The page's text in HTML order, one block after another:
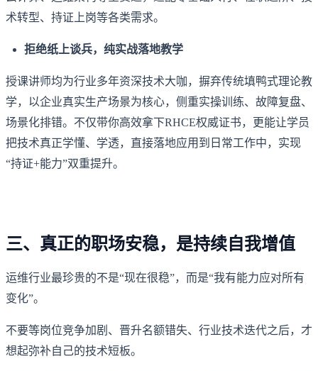
术转型、持证上岗等各类需求。
拒绝纸上谈兵，纯实战落地教学
授课讲师均为行业多年资深技术大咖，摒弃传统填鸭式理论教
学，以企业真实生产场景为核心，侧重实操训练、故障复盘、
场景化排错。不仅带你高效拿下RHCE权威证书，更能让学员
把技术真正学懂、学透，直接落地应用到日常工作中，实现
“持证+能力”双重提升。
三、真正的职场安稳，是持续自我增值
运维行业最珍贵的不是“现在很稳”，而是“我有能力应对所有
变化”。
不要等岗位竞争加剧、晋升名额错失、行业技术迭代之后，才
想起弥补自己的技术短板。